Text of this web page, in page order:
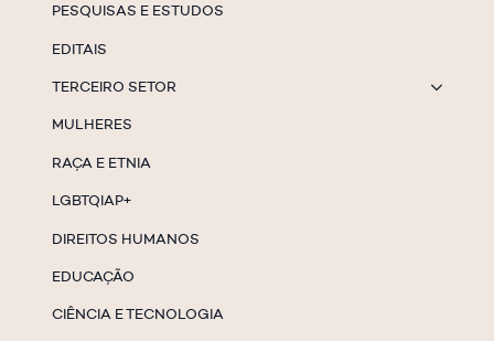
PESQUISAS E ESTUDOS
EDITAIS
TERCEIRO SETOR
MULHERES
RAÇA E ETNIA
LGBTQIAP+
DIREITOS HUMANOS
EDUCAÇÃO
CIÊNCIA E TECNOLOGIA